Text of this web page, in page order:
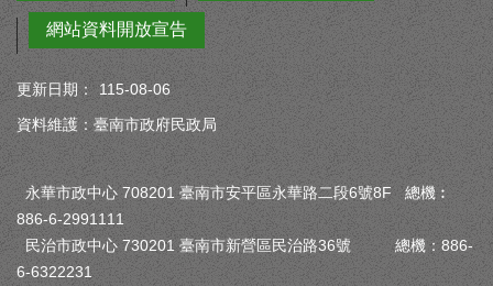
網站資料開放宣告
更新日期：
115-08-06
資料維護：臺南市政府民政局
永華市政中心 708201 臺南市安平區永華路二段6號8F 總機︰
886-6-2991111
民治市政中心 730201 臺南市新營區民治路36號 總機：886-
6-6322231